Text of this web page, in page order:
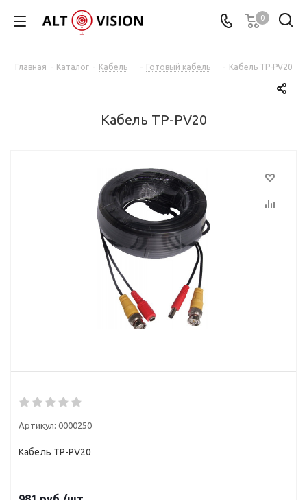
0
Главная - Каталог - Кабель - Готовый кабель - Кабель TP-PV20
Кабель TP-PV20
Артикул: 0000250
Кабель TP-PV20